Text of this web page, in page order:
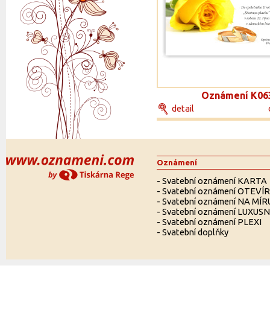
Oznámení
detail
Oznámení
- Svatební oznámení KARTA
- Svatební oznámení
- Svatební oznámení NA
- Svatební oznámení
- Svatební oznámení PLEXI
- Svatební doplňky